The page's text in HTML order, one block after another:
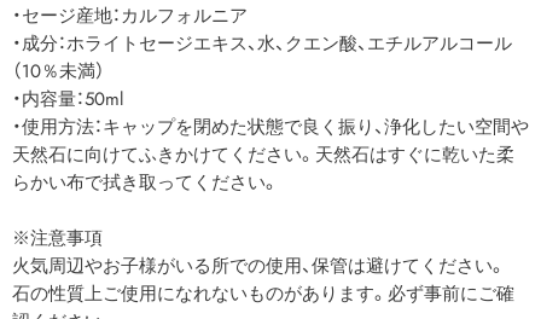
・セージ産地：カルフォルニア
・成分：ホライトセージエキス、水、クエン酸、エチルアルコール
（10％未満）
・内容量：50ml
・使用方法：キャップを閉めた状態で良く振り、浄化したい空間や
天然石に向けてふきかけてください。天然石はすぐに乾いた柔
らかい布で拭き取ってください。
※注意事項
火気周辺やお子様がいる所での使用、保管は避けてください。
石の性質上ご使用になれないものがあります。必ず事前にご確